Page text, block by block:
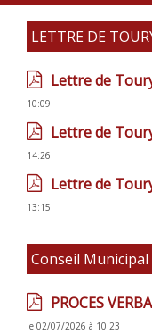
LETTRE DE
Lettre de
10:09
Lettre de
14:26
Lettre de
13:15
Conseil Municipal
PROCES
le 02/07/2026 à 10:23